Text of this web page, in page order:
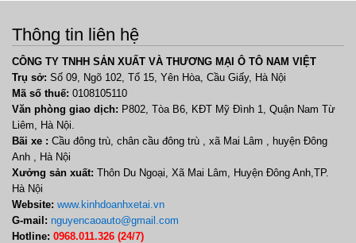
Thông tin liên hệ
CÔNG TY TNHH SẢN XUẤT VÀ THƯƠNG MẠI Ô TÔ NAM VIỆT
Trụ sở: Số 09, Ngõ 102, Tổ 15, Yên Hòa, Cầu Giấy, Hà Nội
Mã số thuế: 0108105110
Văn phòng giao dịch: P802, Tòa B6, KĐT Mỹ Đình 1, Quận Nam Từ
Liêm, Hà Nội.
Bãi xe : Cầu đông trù, chân cầu đông trù , xã Mai Lâm , huyện Đông
Anh , Hà Nội
Xưởng sản xuất: Thôn Du Ngoại, Xã Mai Lâm, Huyện Đông Anh,TP.
Hà Nội
Website: www.kinhdoanhxetai.vn
G-mail: nguyencaoauto@gmail.com
Hotline: 0968.011.326 (24/7)